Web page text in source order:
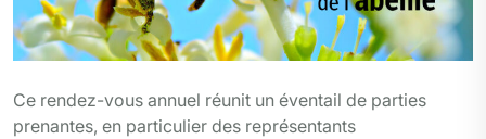
Ce rendez-vous annuel réunit un éventail de parties
prenantes, en particulier des représentants